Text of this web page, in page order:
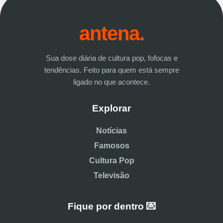
antena.
Sua dose diária de cultura pop, fofocas e
tendências. Feito para quem está sempre
ligado no que acontece.
Explorar
Notícias
Famosos
Cultura Pop
Televisão
Fique por dentro 💌